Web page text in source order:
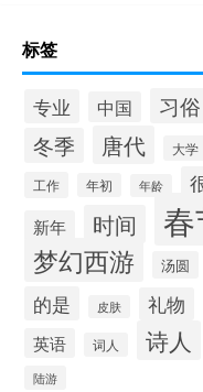
标签
专业 中国 习俗
冬季 唐代 大学
工作 年初 年龄
新年 时间
梦幻西游 汤圆
的是 皮肤 礼物
英语 词人 诗人
陆游